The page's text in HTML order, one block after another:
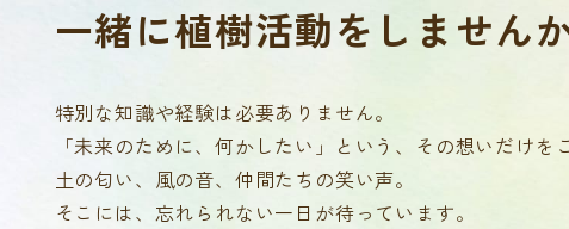
一緒に植樹活動をしません
特別な知識や経験は必要ありません。
「未来のために、何かしたい」という、その想いだけを
土の匂い、風の音、仲間たちの笑い声。
そこには、忘れられない一日が待っています。